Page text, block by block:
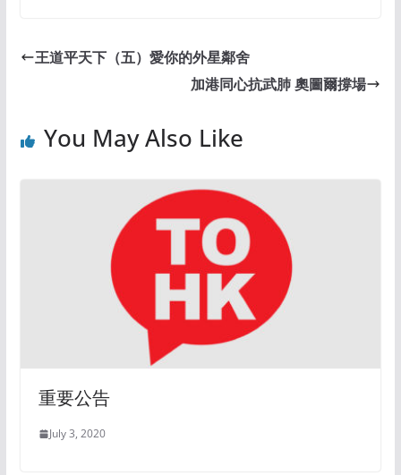
王道平天下（五）愛你的外星鄰舍
加港同心抗武肺 奧圖爾撐場
You May Also Like
重要公告
July 3, 2020